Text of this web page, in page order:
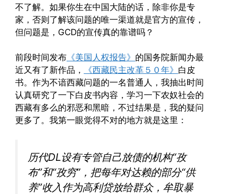
不了解。如果你生在中国大陆的话，除非你是专
家，否则了解该问题的唯一渠道就是官方的宣传，
但问题是，GCD的宣传真的靠谱吗？
前段时间发布 《美国人权报告》 的国务院新闻办最
近又有了新作品，
《西藏民主改革５０年》 白皮
书。作为不谙西藏问题的一名普通人，我抽出时间
认真研究了一下白皮书内容，学习一下农奴社会的
西藏有多么的邪恶和黑暗，不过结果是，我的疑问
更多了。我第一眼觉得不对的地方就是这里：
历代DL设有专管自己放债的机构“孜
布”和“孜穷”，把每年对达赖的部分“供
养”收入作为高利贷放给群众，牟取暴